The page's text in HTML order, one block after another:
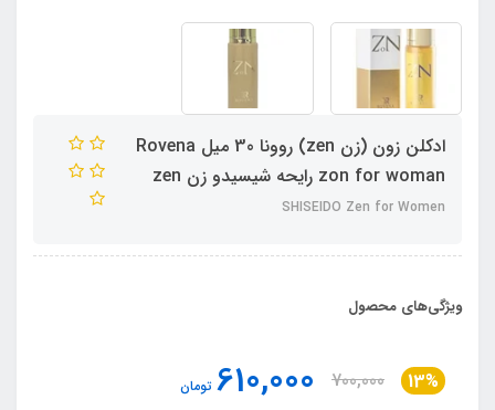
ادکلن زون (زن zen) روونا 30 میل Rovena
zon for woman رایحه شیسیدو زن zen
SHISEIDO Zen for Women
ویژگی‌های محصول
13%
700,000
610,000 تومان